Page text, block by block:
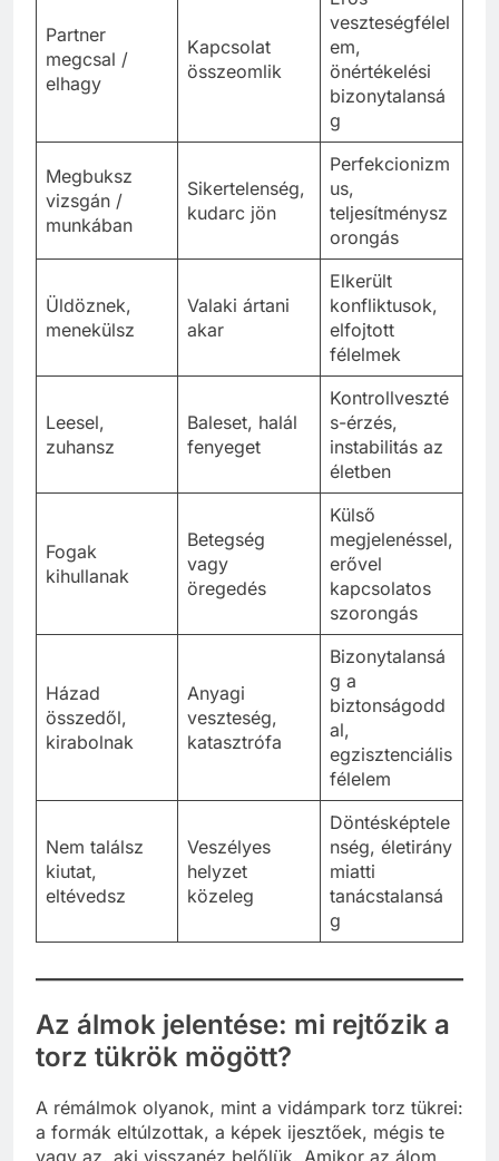
Partner
megcsal /
Kapcsolat
Erős
veszteségfélel
em,
önértékelési
bizonytalansá
g
Megbuksz
vizsgán /
Sikertelenség,
Perfekcionizm
us,
teljesítménysz
orongás
Üldöznek,
Valaki ártani
Elkerült
konfliktusok,
elfojtott
félelmek
Leesel,
Baleset, halál
Kontrollveszté
s-érzés,
instabilitás az
életben
Fogak
Betegség
vagy
Külső
megjelenéssel,
erővel
kapcsolatos
szorongás
Házad
összedől,
Anyagi
veszteség,
Bizonytalansá
g a
biztonságodd
al,
egzisztenciális
félelem
Nem találsz
kiutat,
Veszélyes
helyzet
Döntésképtele
nség, életirány
miatti
tanácstalansá
g
Az álmok jelentése: mi rejtőzik a
torz tükrök mögött?
A rémálmok olyanok, mint a vidámpark torz tükrei:
a formák eltúlzottak, a képek ijesztőek, mégis te